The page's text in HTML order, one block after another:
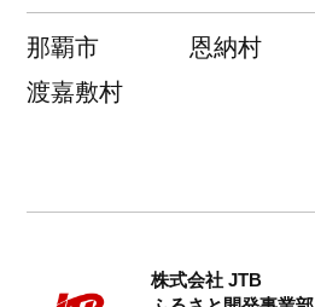
那覇市 恩納村
渡嘉敷村
株式会社 JTB